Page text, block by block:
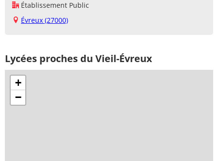
Établissement Public
Évreux (27000)
Lycées proches du Vieil-Évreux
+
−